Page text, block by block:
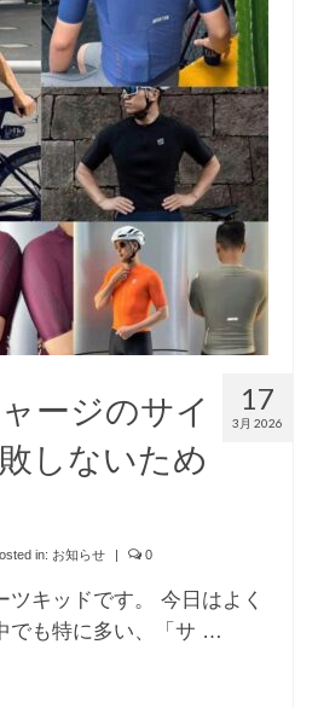
17
3月 2026
ージのサイ
しないため
in: お知らせ | 0
ツキッドです。 今日はよく
でも特に多い、「サ …